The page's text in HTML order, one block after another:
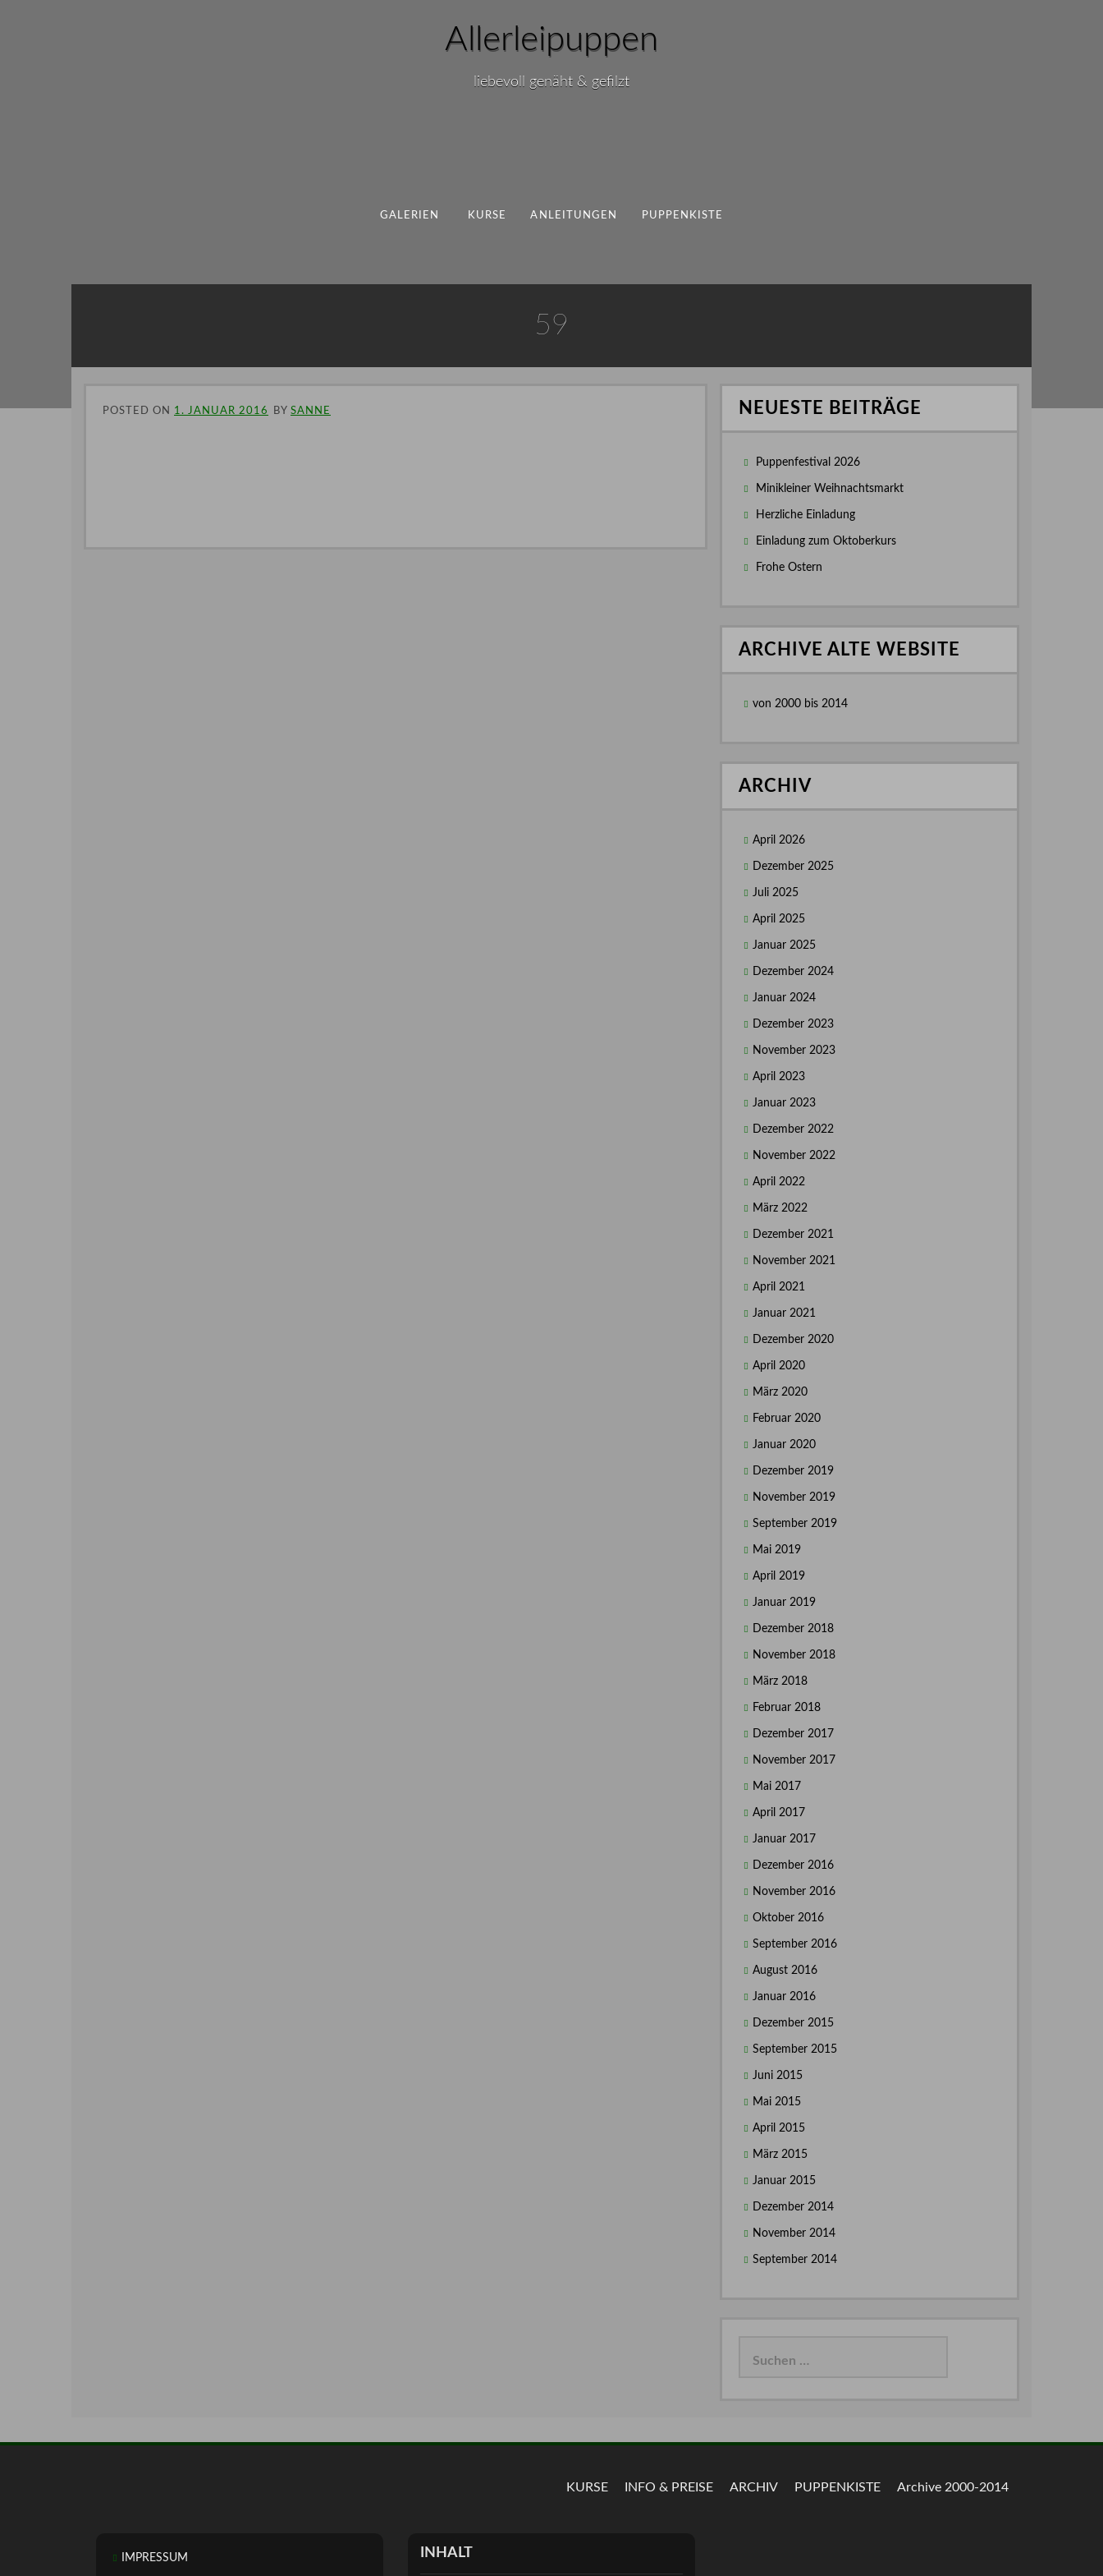
Allerleipuppen
liebevoll genäht & gefilzt
GALERIEN KURSE ANLEITUNGEN PUPPENKISTE
59
POSTED ON 1. JANUAR 2016 BY SANNE NEUESTE BEITRÄGE
Puppenfestival 2026
Minikleiner Weihnachtsmarkt
Herzliche Einladung
Einladung zum Oktoberkurs
Frohe Ostern
ARCHIVE ALTE WEBSITE
von 2000 bis 2014
ARCHIV
April 2026
Dezember 2025
Juli 2025
April 2025
Januar 2025
Dezember 2024
Januar 2024
Dezember 2023
November 2023
April 2023
Januar 2023
Dezember 2022
November 2022
April 2022
März 2022
Dezember 2021
November 2021
April 2021
Januar 2021
Dezember 2020
April 2020
März 2020
Februar 2020
Januar 2020
Dezember 2019
November 2019
September 2019
Mai 2019
April 2019
Januar 2019
Dezember 2018
November 2018
März 2018
Februar 2018
Dezember 2017
November 2017
Mai 2017
April 2017
Januar 2017
Dezember 2016
November 2016
Oktober 2016
September 2016
August 2016
Januar 2016
Dezember 2015
September 2015
Juni 2015
Mai 2015
April 2015
März 2015
Januar 2015
Dezember 2014
November 2014
September 2014
KURSE INFO & PREISE ARCHIV PUPPENKISTE Archive 2000-2014
IMPRESSUM INHALT